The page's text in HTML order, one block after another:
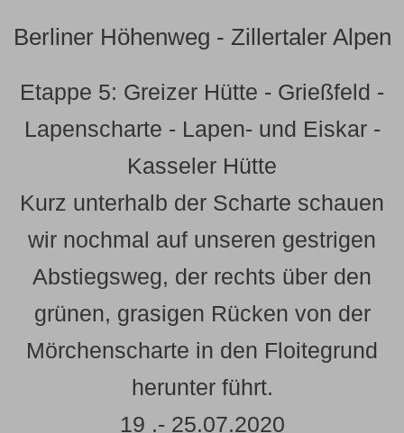
Berliner Höhenweg - Zillertaler Alpen
Etappe 5: Greizer Hütte - Grießfeld -
Lapenscharte - Lapen- und Eiskar -
Kasseler Hütte
Kurz unterhalb der Scharte schauen
wir nochmal auf unseren gestrigen
Abstiegsweg, der rechts über den
grünen, grasigen Rücken von der
Mörchenscharte in den Floitegrund
herunter führt.
19 .- 25.07.2020